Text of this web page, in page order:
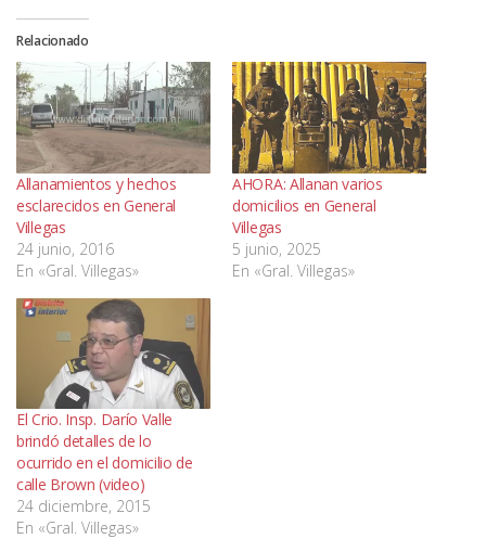
Relacionado
Allanamientos y hechos
esclarecidos en General
Villegas
24 junio, 2016
En «Gral. Villegas»
AHORA: Allanan varios
domicilios en General
Villegas
5 junio, 2025
En «Gral. Villegas»
El Crio. Insp. Darío Valle
brindó detalles de lo
ocurrido en el domicilio de
calle Brown (video)
24 diciembre, 2015
En «Gral. Villegas»